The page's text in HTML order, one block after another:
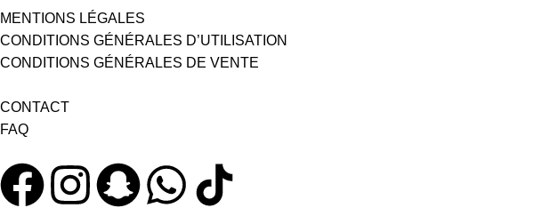
MENTIONS LÉGALES
CONDITIONS GÉNÉRALES D’UTILISATION
CONDITIONS GÉNÉRALES DE VENTE
CONTACT
FAQ